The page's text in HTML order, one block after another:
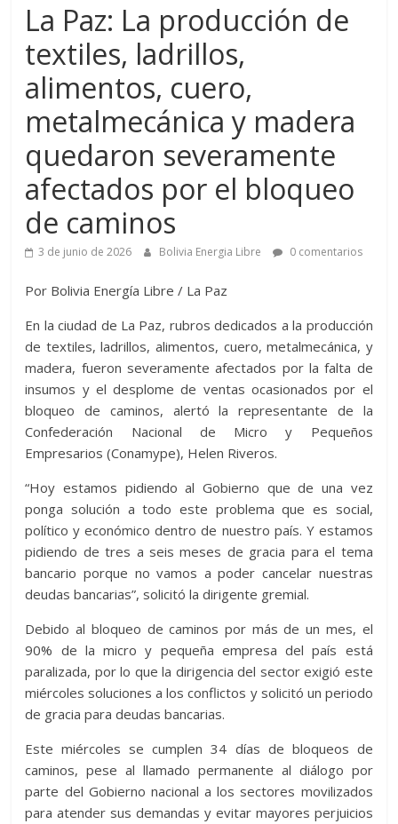
La Paz: La producción de
textiles, ladrillos,
alimentos, cuero,
metalmecánica y madera
quedaron severamente
afectados por el bloqueo
de caminos
3 de junio de 2026 Bolivia Energia Libre 0 comentarios
Por Bolivia Energía Libre / La Paz
En la ciudad de La Paz, rubros dedicados a la producción
de textiles, ladrillos, alimentos, cuero, metalmecánica, y
madera, fueron severamente afectados por la falta de
insumos y el desplome de ventas ocasionados por el
bloqueo de caminos, alertó la representante de la
Confederación Nacional de Micro y Pequeños
Empresarios (Conamype), Helen Riveros.
“Hoy estamos pidiendo al Gobierno que de una vez
ponga solución a todo este problema que es social,
político y económico dentro de nuestro país. Y estamos
pidiendo de tres a seis meses de gracia para el tema
bancario porque no vamos a poder cancelar nuestras
deudas bancarias”, solicitó la dirigente gremial.
Debido al bloqueo de caminos por más de un mes, el
90% de la micro y pequeña empresa del país está
paralizada, por lo que la dirigencia del sector exigió este
miércoles soluciones a los conflictos y solicitó un periodo
de gracia para deudas bancarias.
Este miércoles se cumplen 34 días de bloqueos de
caminos, pese al llamado permanente al diálogo por
parte del Gobierno nacional a los sectores movilizados
para atender sus demandas y evitar mayores perjuicios